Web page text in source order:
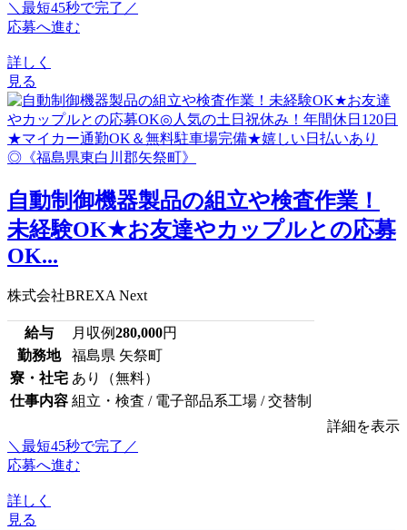
＼最短45秒で完了／
応募へ進む
詳しく
見る
自動制御機器製品の組立や検査作業！
未経験OK★お友達やカップルとの応募
OK...
株式会社BREXA Next
給与 月収例280,000円
勤務地
福島県 矢祭町
寮・社宅 あり（無料）
仕事内容 組立・検査 / 電子部品系工場 / 交替制
詳細を表示
＼最短45秒で完了／
応募へ進む
詳しく
見る